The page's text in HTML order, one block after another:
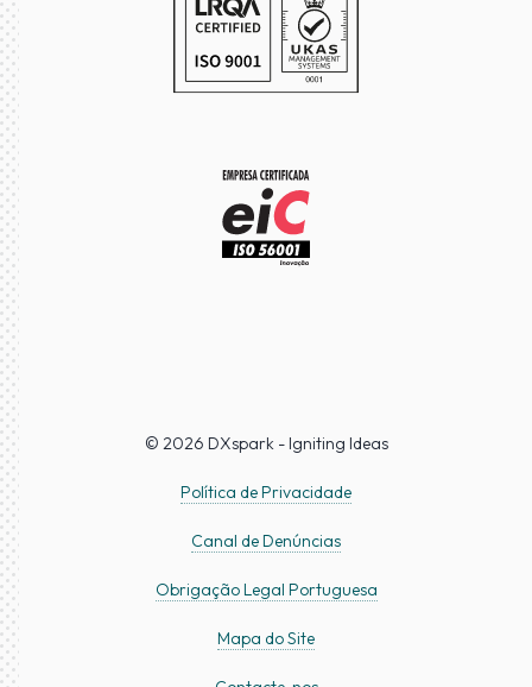
© 2026 DXspark - Igniting Ideas
Política de Privacidade
Canal de Denúncias
Obrigação Legal Portuguesa
Mapa do Site